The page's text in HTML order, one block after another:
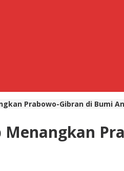
Prabowo-Gibran di Bumi
Menangkan